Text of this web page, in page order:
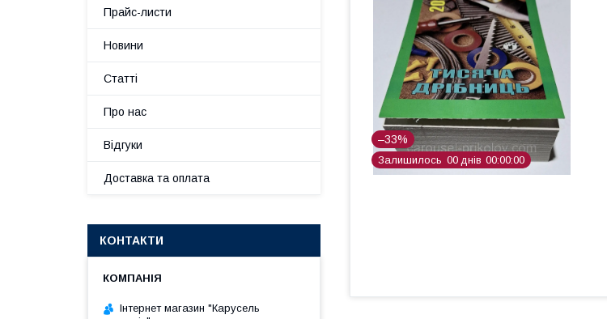
–33%
Залишилось 00 днів 00 00 00
Прайс-листи
Новини
Статті
Про нас
Відгуки
Доставка та оплата
КОНТАКТИ
Інтернет магазин "Карусель